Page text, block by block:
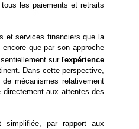
les paiements et retraits
et services financiers que la
que par son approche
sur l'expérience
Dans cette perspective,
mécanismes relativement
aux attentes des
simplifiée, par rapport aux